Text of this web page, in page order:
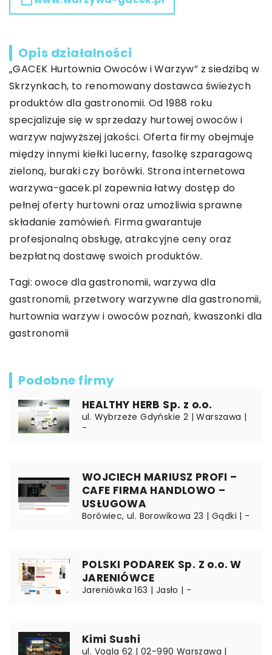
Opis działalności
„GACEK Hurtownia Owoców i Warzyw” z siedzibą w
Skrzynkach, to renomowany dostawca świeżych
produktów dla gastronomii. Od 1988 roku
specjalizuje się w sprzedaży hurtowej owoców i
warzyw najwyższej jakości. Oferta firmy obejmuje
między innymi kiełki lucerny, fasolkę szparagową
zieloną, buraki czy borówki. Strona internetowa
warzywa-gacek.pl zapewnia łatwy dostęp do
pełnej oferty hurtowni oraz umożliwia sprawne
składanie zamówień. Firma gwarantuje
profesjonalną obsługę, atrakcyjne ceny oraz
bezpłatną dostawę swoich produktów.
Tagi: owoce dla gastronomii, warzywa dla
gastronomii, przetwory warzywne dla gastronomii,
hurtownia warzyw i owoców poznań, kwaszonki dla
gastronomii
Podobne firmy
HEALTHY HERB Sp. z o.o.
ul. Wybrzeże Gdyńskie 2 | Warszawa |
-
WOJCIECH MARIUSZ PROFI –
CAFE FIRMA HANDLOWO –
USŁUGOWA
Borówiec, ul. Borowikowa 23 | Gądki | -
POLSKI PODAREK Sp. Z o.o. W
JARENIÓWCE
Jareniówka 163 | Jasło | -
Kimi Sushi
ul. Vogla 62 | 02-990 Warszawa |